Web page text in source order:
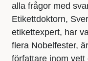
alla frågor med
Etikettdoktorn,
etikettexpert, har
flera Nobelfester,
författare inom